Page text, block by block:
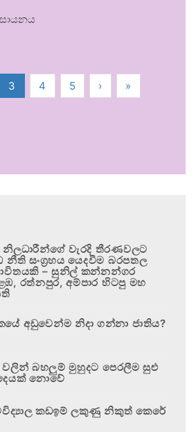
3 4 5 › »
නිලධාරීන්ගේ වැරදි තීරණවලට
නීති සංග්‍රහය යෙදවීම බරපතල
– සුනිල් කන්නන්ගර
රත්නපුර, අම්පාර හිටපු මහ
අඩුවෙන්ම නිදා ගන්නා ජාතිය?
වලින් බහලුම් මුහුදට පෙරලීම සුළු
නොවේ
කඩඉම් ලකුණු නිකුත් කෙරේ